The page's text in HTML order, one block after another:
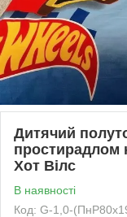
Дитячий
простирадлом
Хот Вілс
В наявності
Код: G-1,0-